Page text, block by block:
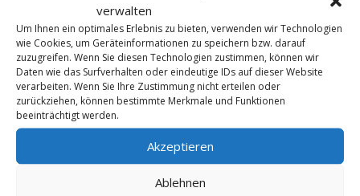
verwalten
Um Ihnen ein optimales Erlebnis zu bieten, verwenden wir Technologien
wie Cookies, um Geräteinformationen zu speichern bzw. darauf
zuzugreifen. Wenn Sie diesen Technologien zustimmen, können wir
Daten wie das Surfverhalten oder eindeutige IDs auf dieser Website
verarbeiten. Wenn Sie Ihre Zustimmung nicht erteilen oder
zurückziehen, können bestimmte Merkmale und Funktionen
beeinträchtigt werden.
Akzeptieren
Ablehnen
Beleuchtung
Schlafen
Lifestyle
Farben & Tapeten
Accessoires
Teppiche & Bodenbeläge